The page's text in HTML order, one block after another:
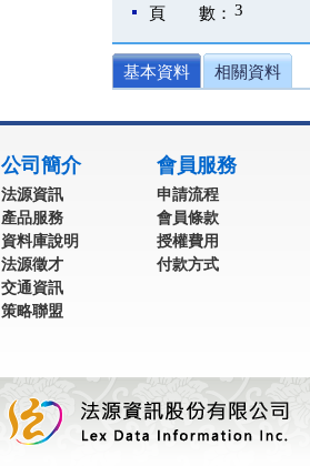
頁 數： 3
基本資料 相關資料
公司簡介
法源資訊
產品服務
資料庫說明
法源徵才
交通資訊
策略聯盟
會員服務
申請流程
會員條款
授權費用
付款方式